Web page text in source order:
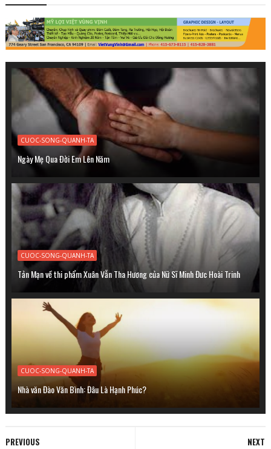
CUOC-SONG-QUANH-TA
Ngày Mẹ Qua Ðời Em Lên Năm
CUOC-SONG-QUANH-TA
Tản Mạn về thi phẩm Xuân Vẫn Tha Hương của Nữ Sĩ Minh Đưc Hoài Trinh
CUOC-SONG-QUANH-TA
Nhà văn Đào Văn Bình: Đâu Là Hạnh Phúc?
NEXT
PREVIOUS